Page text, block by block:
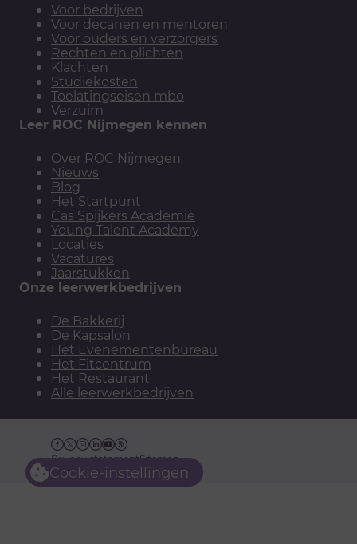
Voor bedrijven
Voor decanen en mentoren
Voor ouders en verzorgers
Rechten en plichten
Klachten
Studiekosten
Toelatingseisen mbo
Verzuim
Leer ROC Nijmegen kennen
Over ROC Nijmegen
Nieuws
Blog
Het Startpunt
Cas Spijkers Academie
Young Talent Academy
Locaties
Vacatures
Jaarstukken
Onze leerwerkbedrijven
De Bakkerij
De Kapsalon
Het Evenementenbureau
Het Fitcentrum
Het Restaurant
Alle leerwerkbedrijven
Facebook
Twitter
Instagram
Linkedin
YouTube
RSS
Privacy statementSitemap
Cookie-instellingen